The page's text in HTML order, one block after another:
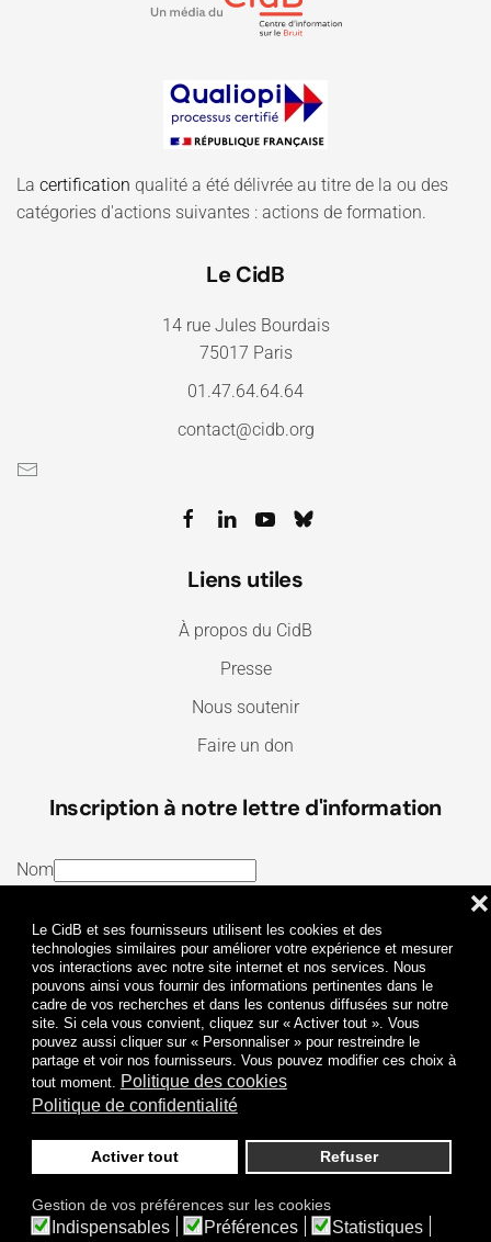
Le CidB et ses fournisseurs utilisent les cookies et des
technologies similaires pour améliorer votre expérience et mesurer
vos interactions avec notre site internet et nos services. Nous
pouvons ainsi vous fournir des informations pertinentes dans le
cadre de vos recherches et dans les contenus diffusées sur notre
site. Si cela vous convient, cliquez sur « Activer tout ». Vous
pouvez aussi cliquer sur « Personnaliser » pour restreindre le
partage et voir nos fournisseurs. Vous pouvez modifier ces choix à
tout moment. Politique des cookies
Politique de confidentialité
Activer tout Refuser
❌
Gestion de vos préférences sur les cookies
Indispensables Préférences Statistiques
La certification qualité a été délivrée au titre de la ou des
catégories d'actions suivantes : actions de formation.
Le CidB
14 rue Jules Bourdais
75017 Paris
01.47.64.64.64
contact@cidb.org
Liens utiles
À propos du CidB
Presse
Nous soutenir
Faire un don
Inscription à notre lettre d'information
Nom
J’ai lu et j’accepte lesTermes et conditionset la
Politique de confidentialité
Je m'abonne
© 2009-2026 CidB. Tous droits réservés.